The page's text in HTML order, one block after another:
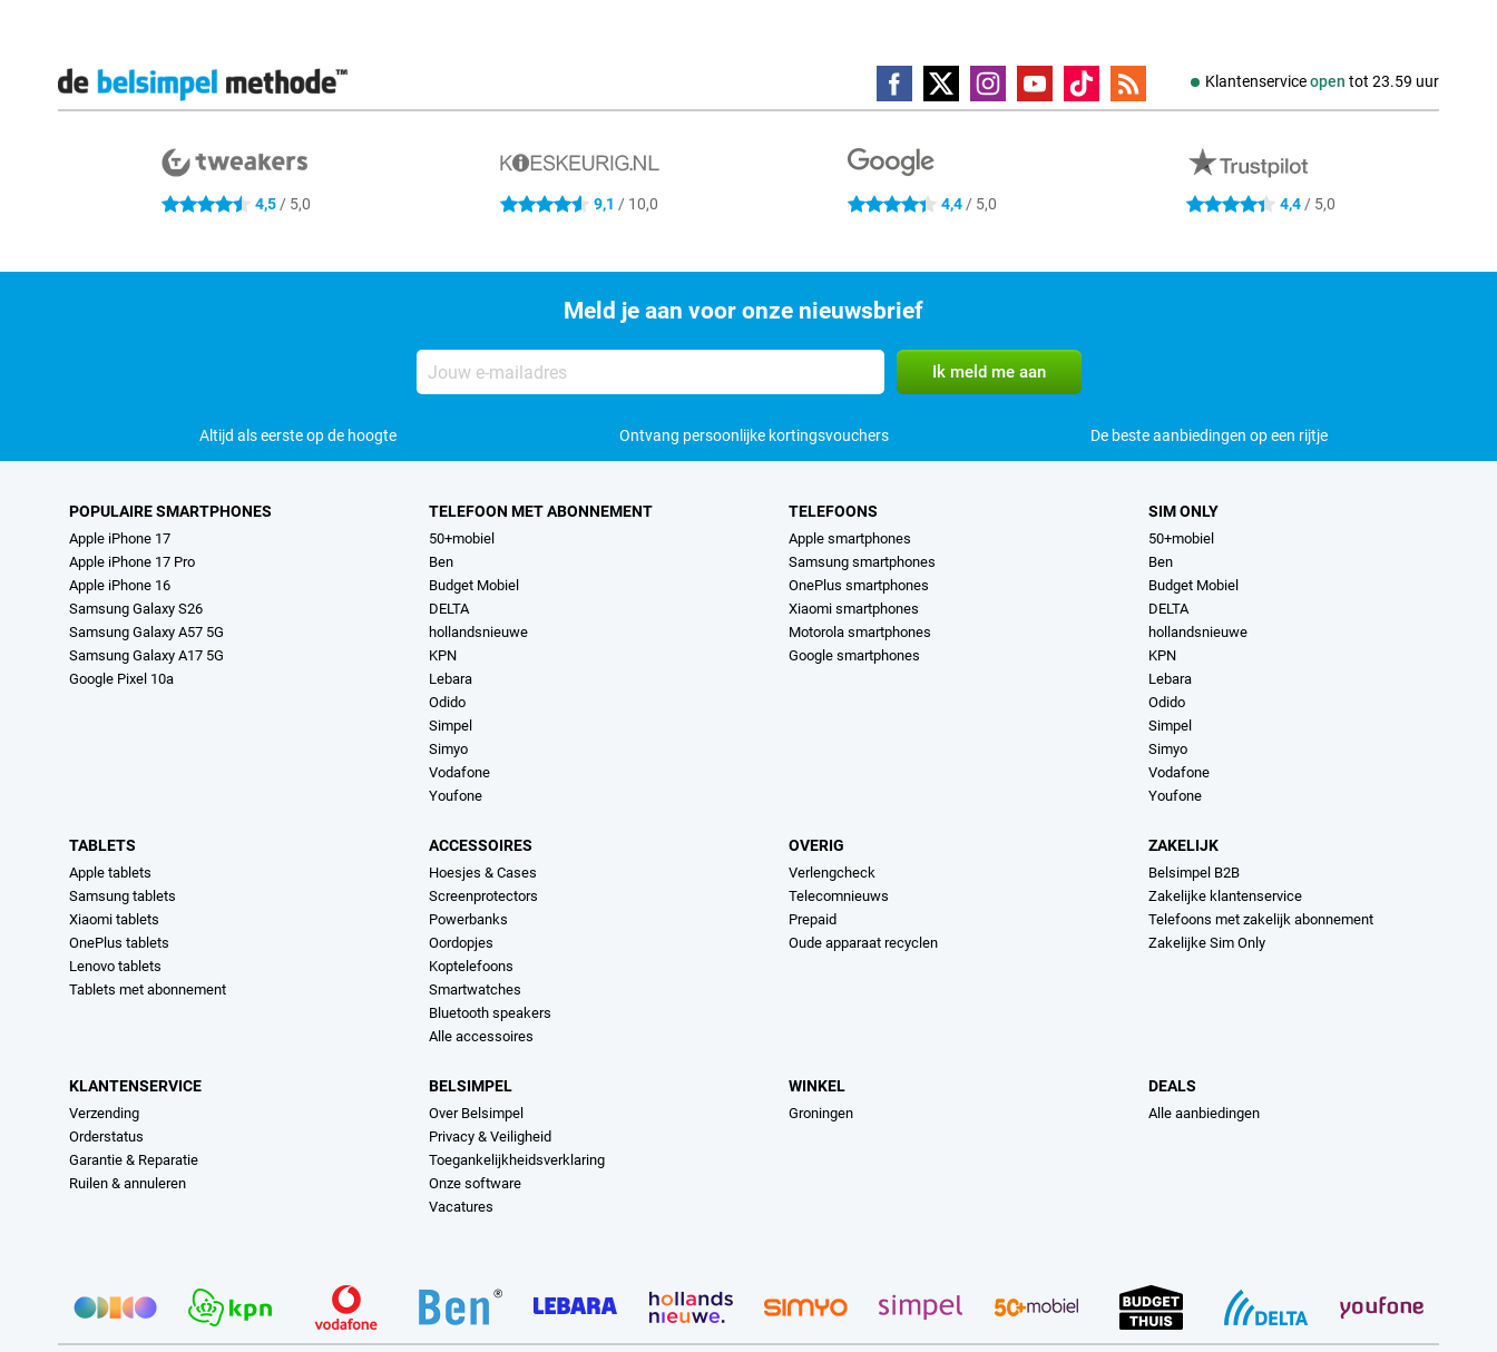
Klantenserviceopen tot 23.59 uur
4.5 sterren 4,5/ 5,0 4.6 sterren 9,1 / 10,0 4.4 sterren 4,4/ 5,0 4.4 sterren 4,4/ 5,0
Meld je aan voor onze nieuwsbrief
Jouw
mailadres
Altijd als eerste op de hoogte Ontvang persoonlijke kortingsvouchers De beste aanbiedingen op een rijtje
POPULAIRE SMARTPHONES
Apple iPhone 17
Apple iPhone 17 Pro
Apple iPhone 16
Samsung Galaxy S26
Samsung Galaxy A57 5G
Samsung Galaxy A17 5G
Google Pixel 10a
TELEFOON MET ABONNEMENT
50+mobiel
Ben
Budget Mobiel
DELTA
hollandsnieuwe
KPN
Lebara
Odido
Simpel
Simyo
Vodafone
Youfone
TELEFOONS
Apple smartphones
Samsung smartphones
OnePlus smartphones
Xiaomi smartphones
Motorola smartphones
Google smartphones
SIM ONLY
50+mobiel
Ben
Budget Mobiel
DELTA
hollandsnieuwe
KPN
Lebara
Odido
Simpel
Simyo
Vodafone
Youfone
TABLETS
Apple tablets
Samsung tablets
Xiaomi tablets
OnePlus tablets
Lenovo tablets
Tablets met abonnement
ACCESSOIRES
Hoesjes & Cases
Screenprotectors
Powerbanks
Oordopjes
Koptelefoons
Smartwatches
Bluetooth speakers
Alle accessoires
OVERIG
Verlengcheck
Telecomnieuws
Prepaid
Oude apparaat recyclen
ZAKELIJK
Belsimpel B2B
Zakelijke klantenservice
Telefoons met zakelijk abonnement
Zakelijke Sim Only
KLANTENSERVICE
Verzending
Orderstatus
Garantie & Reparatie
Ruilen & annuleren
BELSIMPEL
Over Belsimpel
Privacy & Veiligheid
Toegankelijkheidsverklaring
Onze software
Vacatures
WINKEL
Groningen
DEALS
Alle aanbiedingen